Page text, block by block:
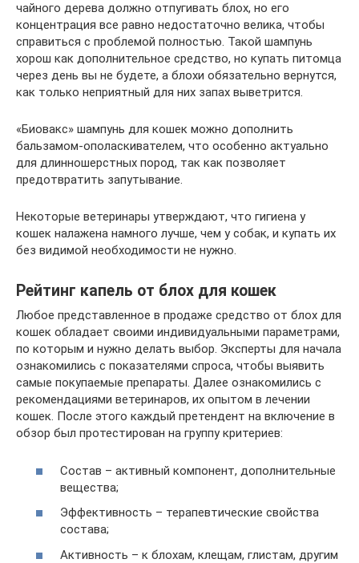
чайного дерева должно отпугивать блох, но его
концентрация все равно недостаточно велика, чтобы
справиться с проблемой полностью. Такой шампунь
хорош как дополнительное средство, но купать питомца
через день вы не будете, а блохи обязательно вернутся,
как только неприятный для них запах выветрится.
«Биовакс» шампунь для кошек можно дополнить
бальзамом-ополаскивателем, что особенно актуально
для длинношерстных пород, так как позволяет
предотвратить запутывание.
Некоторые ветеринары утверждают, что гигиена у
кошек налажена намного лучше, чем у собак, и купать их
без видимой необходимости не нужно.
Рейтинг капель от блох для кошек
Любое представленное в продаже средство от блох для
кошек обладает своими индивидуальными параметрами,
по которым и нужно делать выбор. Эксперты для начала
ознакомились с показателями спроса, чтобы выявить
самые покупаемые препараты. Далее ознакомились с
рекомендациями ветеринаров, их опытом в лечении
кошек. После этого каждый претендент на включение в
обзор был протестирован на группу критериев:
Состав – активный компонент, дополнительные
вещества;
Эффективность – терапевтические свойства
состава;
Активность – к блохам, клещам, глистам, другим